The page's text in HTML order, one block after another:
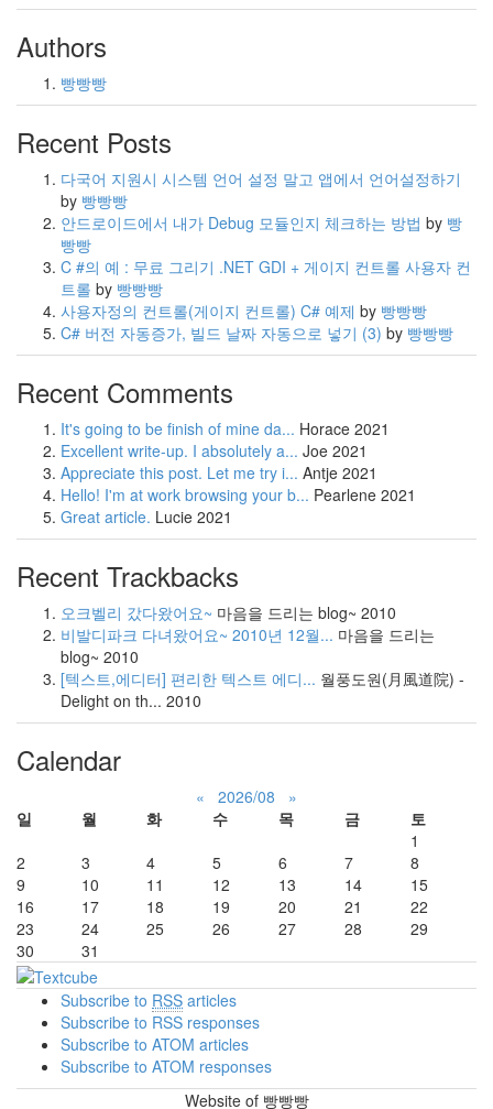
Authors
빵빵빵
Recent Posts
다국어 지원시 시스템 언어 설정 말고 앱에서 언어설정하기
by 빵빵빵
안드로이드에서 내가 Debug 모듈인지 체크하는 방법 by 빵
빵빵
C #의 예 : 무료 그리기 .NET GDI + 게이지 컨트롤 사용자 컨
트롤 by 빵빵빵
사용자정의 컨트롤(게이지 컨트롤) C# 예제 by 빵빵빵
C# 버전 자동증가, 빌드 날짜 자동으로 넣기 (3) by 빵빵빵
Recent Comments
It's going to be finish of mine da... Horace 2021
Excellent write-up. I absolutely a... Joe 2021
Appreciate this post. Let me try i... Antje 2021
Hello! I'm at work browsing your b... Pearlene 2021
Great article. Lucie 2021
Recent Trackbacks
오크벨리 갔다왔어요~ 마음을 드리는 blog~ 2010
비발디파크 다녀왔어요~ 2010년 12월... 마음을 드리는
blog~ 2010
[텍스트,에디터] 편리한 텍스트 에디... 월풍도원(月風道院) -
Delight on th... 2010
Calendar
« 2026/08
»
일
월 화 수 목 금
토
1
2
3 4 5 6 7
8
9
10 11 12 13 14
15
16
17 18 19 20 21
22
23
24 25 26 27 28
29
30
31
Subscribe to RSS articles
Subscribe to RSS responses
Subscribe to ATOM articles
Subscribe to ATOM responses
Website of 빵빵빵